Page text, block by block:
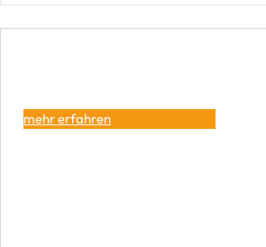
mehr erfahren